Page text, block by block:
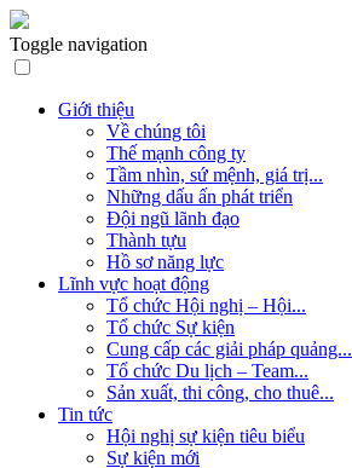
Toggle navigation
Giới thiệu
Về chúng tôi
Thế mạnh công ty
Tầm nhìn, sứ mệnh, giá trị...
Những dấu ấn phát triển
Đội ngũ lãnh đạo
Thành tựu
Hồ sơ năng lực
Lĩnh vực hoạt động
Tổ chức Hội nghị – Hội...
Tổ chức Sự kiện
Cung cấp các giải pháp quảng...
Tổ chức Du lịch – Team...
Sản xuất, thi công, cho thuê...
Tin tức
Hội nghị sự kiện tiêu biểu
Sự kiện mới